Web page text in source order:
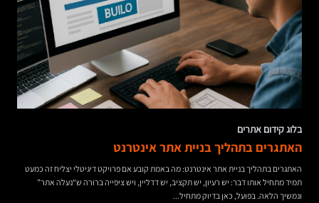
בלוג קידום אתרים
האתגרים בתהליך בניית אתר אינטרנט
האתגרים בתהליך בניית אתר אינטרנט: מה באמת קובע אם פרויקט דיגיטלי יצליח זה כמעט
תמיד מתחיל אותו דבר: יש רעיון, יש תקציב, יש דדליין, ויש ציפייה ברורה ש“נעלה אתר”
ונמשיך הלאה. בפועל, כאן בדיוק מתחיל...